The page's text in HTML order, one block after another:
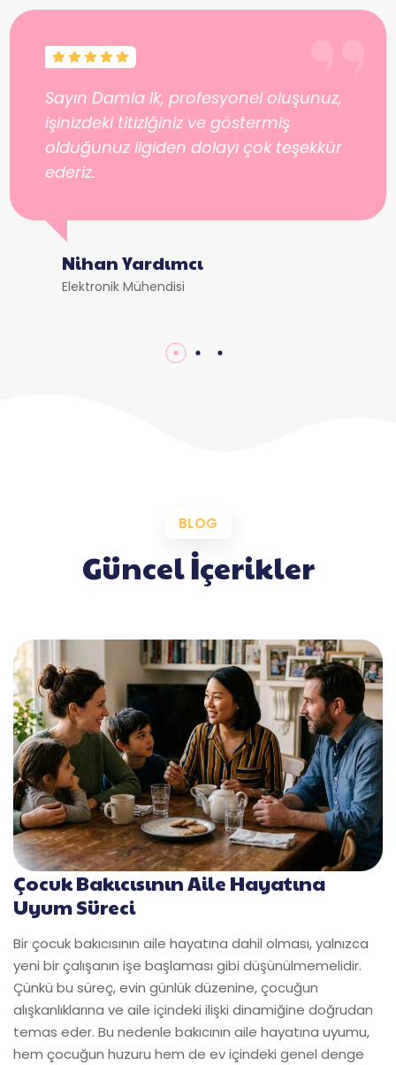
Sayın Damla Ik, profesyonel oluşunuz,
işinizdeki titizlğiniz ve göstermiş
olduğunuz ilgiden dolayı çok teşekkür
ederiz.
Nihan Yardımcı
Elektronik Mühendisi
BLOG
Güncel İçerikler
Çocuk Bakıcısının Aile Hayatına
Uyum Süreci
Bir çocuk bakıcısının aile hayatına dahil olması, yalnızca
yeni bir çalışanın işe başlaması gibi düşünülmemelidir.
Çünkü bu süreç, evin günlük düzenine, çocuğun
alışkanlıklarına ve aile içindeki ilişki dinamiğine doğrudan
temas eder. Bu nedenle bakıcının aile hayatına uyumu,
hem çocuğun huzuru hem de ev içindeki genel denge